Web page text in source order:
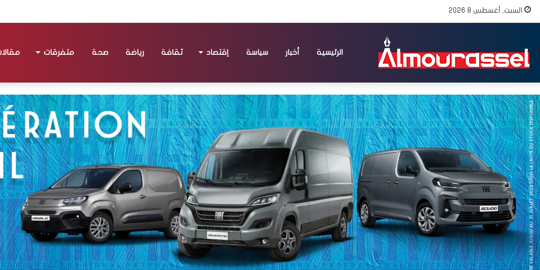
السبت, أغسطس 8 2026
الرئيسية أخبار سياسة إقتصاد ثقافة رياضة صحة متفرقات